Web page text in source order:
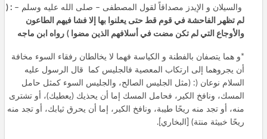
والسيلان و الإيدز مصداقاً لقول المصطفى – صلى الله عليه وسلم – : (
لم تظهر الفاحشة في قوم قط حتى يعلنوا بها إلا فشا فيهم الطاعون
والأوجاع التي لم تكن مضت في أسلافهم الذين مضوا ) رواه ابن ماجه
*و هما يتصفان بالفطنة و الكياسة فهما لا يخالطان رفقاء السوء مخافة
أن يجروهما إلى ارتكاب المعصية فالجليس كما قال الرسول عليه
السلام نوعان (: (مثل الجليس الصالح، والجليس السوء كمثل حامل
المسك، ونافخ الكير، فحامل المسك إما أن يحذيك (يعطيك)، أو تشترى
منه، أو تجد منه ريحًا طيبة، ونافخ الكير، إما أن يحرق ثيابك، أو تجد منه
ريحًا خبيثة منتة) [البخاري].